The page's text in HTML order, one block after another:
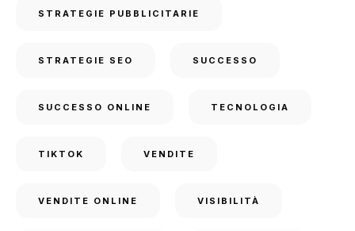
STRATEGIE PUBBLICITARIE
STRATEGIE SEO SUCCESSO
SUCCESSO ONLINE TECNOLOGIA
TIKTOK VENDITE
VENDITE ONLINE VISIBILITÀ